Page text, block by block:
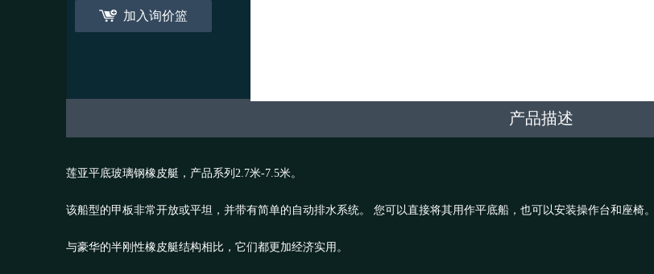
加入询价篮
产品描述
莲亚平底玻璃钢橡皮艇，产品系列 2.7米-7.5米。
该船型的甲板非常开放或平坦，并带有简单的自动排水系统。 您可以直接将其用作平底船，也可以安装操作台和座椅。
与豪华的半刚性橡皮艇结构相比，它们都更加经济实用。